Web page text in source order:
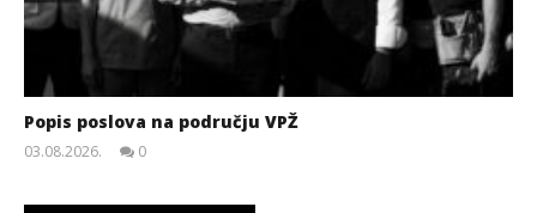
Popis poslova na području VPŽ
03.08.2026.
0